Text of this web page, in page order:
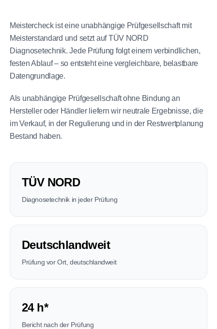
Meistercheck ist eine unabhängige Prüfgesellschaft mit
Meisterstandard und setzt auf TÜV NORD
Diagnosetechnik. Jede Prüfung folgt einem verbindlichen,
festen Ablauf – so entsteht eine vergleichbare, belastbare
Datengrundlage.
Als unabhängige Prüfgesellschaft ohne Bindung an
Hersteller oder Händler liefern wir neutrale Ergebnisse, die
im Verkauf, in der Regulierung und in der Restwertplanung
Bestand haben.
TÜV NORD
Diagnosetechnik in jeder Prüfung
Deutschlandweit
Prüfung vor Ort, deutschlandweit
24 h*
Bericht nach der Prüfung